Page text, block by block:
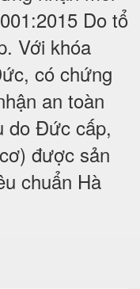
Do tổ
Với khóa
có chứng
an toàn
do Đức cấp,
được sản
chuẩn Hà